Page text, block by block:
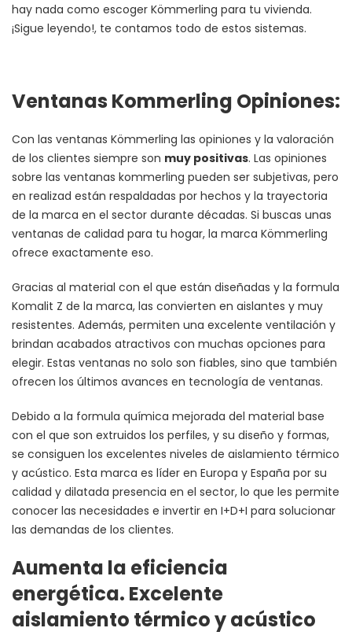
hay nada como escoger Kömmerling para tu vivienda.
¡Sigue leyendo!, te contamos todo de estos sistemas.
Ventanas Kommerling Opiniones:
Con las ventanas Kömmerling las opiniones y la valoración
de los clientes siempre son muy positivas. Las opiniones
sobre las ventanas kommerling pueden ser subjetivas, pero
en realizad están respaldadas por hechos y la trayectoria
de la marca en el sector durante décadas. Si buscas unas
ventanas de calidad para tu hogar, la marca Kömmerling
ofrece exactamente eso.
Gracias al material con el que están diseñadas y la formula
Komalit Z de la marca, las convierten en aislantes y muy
resistentes. Además, permiten una excelente ventilación y
brindan acabados atractivos con muchas opciones para
elegir. Estas ventanas no solo son fiables, sino que también
ofrecen los últimos avances en tecnología de ventanas.
Debido a la formula química mejorada del material base
con el que son extruidos los perfiles, y su diseño y formas,
se consiguen los excelentes niveles de aislamiento térmico
y acústico. Esta marca es líder en Europa y España por su
calidad y dilatada presencia en el sector, lo que les permite
conocer las necesidades e invertir en I+D+I para solucionar
las demandas de los clientes.
Aumenta la eficiencia
energética. Excelente
aislamiento térmico y acústico